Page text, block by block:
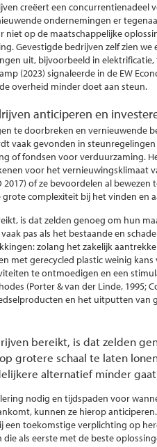
creëert een
ondernemingen er
op de maatschappelijke
Gevestigde bedrijven zelf zien
uit, bijvoorbeeld in
(2023) signaleerde in de EW
overheid minder doet aan steun.
anticiperen en
te doorbreken en vernieuwende
vaak gevonden in
of fondsen voor verduurzaming.
voor het vernieuwingsklimaat
2017) of ze bevoordelen al
complexiteit bij het vinden en
is dat zelden genoeg om hun
pas als het bestaande en
zolang het zakelijk
met gerecycled plastic weinig kans
te ontmoedigen en een
(Porter & van der Linde, 1995;
en het uitputten
bereikt, is dat zelden
grotere schaal te laten
alternatief mínder
nodig en tijdspaden voor
kunnen ze hierop
toekomstige verplichting op
als eerste met de beste